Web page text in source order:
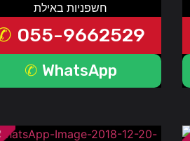
חשפניות באילת
055-9662529
WhatsApp